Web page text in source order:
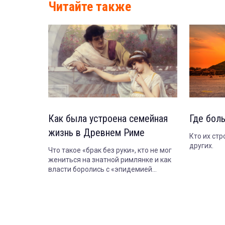
Читайте также
Как была устроена семейная
жизнь в Древнем Риме
Что такое «брак без руки», кто не мог
жениться на знатной римлянке и как
власти боролись с «эпидемией
Где
Кто их
других.